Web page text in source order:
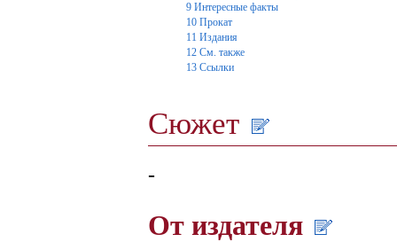
9 Интересные факты
10 Прокат
11 Издания
12 См. также
13 Ссылки
Сюжет
-
От издателя